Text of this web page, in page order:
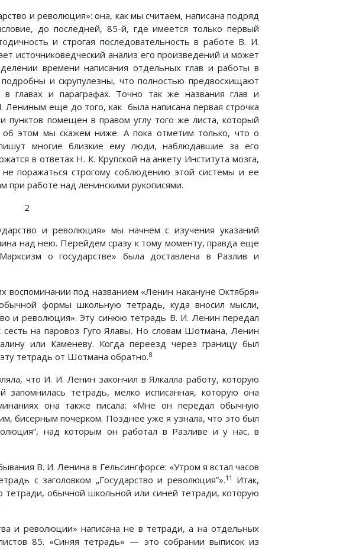
и революция»: она, как мы считаем, написана подряд
до последней, 85-й, где имеется только первый
и строгая последовательность в работе В. И.
источниковедческий анализ его произведений и может
времени написания отдельных глав и работы в
и скрупулезны, что полностью предвосхищают
главах и параграфах. Точно так же названия глав и
Лениным еще до того, как была написана первая строчка
пунктов помещен в правом углу того же листа, который
этом мы скажем ниже. А пока отметим только, что о
многие близкие ему люди, наблюдавшие за его
в ответах Н. К. Крупской на анкету Института мозга,
поражаться строгому соблюдению этой системы и ее
при работе над ленинскими рукописями.
2
и революция» мы начнем с изучения указаний
над нею. Перейдем сразу к тому моменту, правда еще
о государстве» была доставлена в Разлив и
под названием «Ленин накануне Октября»
формы школьную тетрадь, куда вносил мысли,
и революция». Эту синюю тетрадь В. И. Ленин передал
на паровоз Гуго Ялавы. Но словам Шотмана, Ленин
или Каменеву. Когда переезд через границу был
тетрадь от Шотмана обратно.8
что И. И. Ленин закончил в Ялкалла работу, которую
запомнилась тетрадь, мелко исписанная, которую она
она также писала: «Мне он передал обычную
бисерным почерком. Позднее уже я узнала, что это был
над которым он работал в Разливе и у нас, в
В. И. Ленина в Гельсингфорсе: «Утром я встал часов
с заголовком „Государство и революция”».11
Итак,
обычной школьной или синей тетради, которую
и революции» написана не в тетради, а на отдельных
85. «Синяя тетрадь» — это собрании выписок из